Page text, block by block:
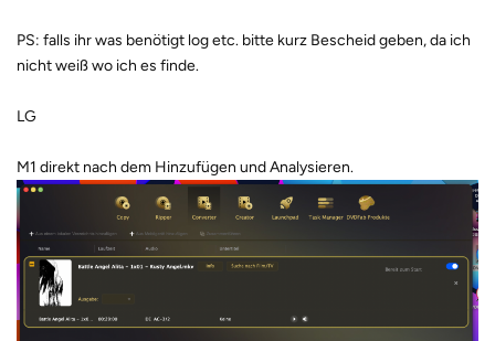
PS: falls ihr was benötigt log etc. bitte kurz Bescheid geben, da ich
nicht weiß wo ich es finde.
LG
M1 direkt nach dem Hinzufügen und Analysieren.